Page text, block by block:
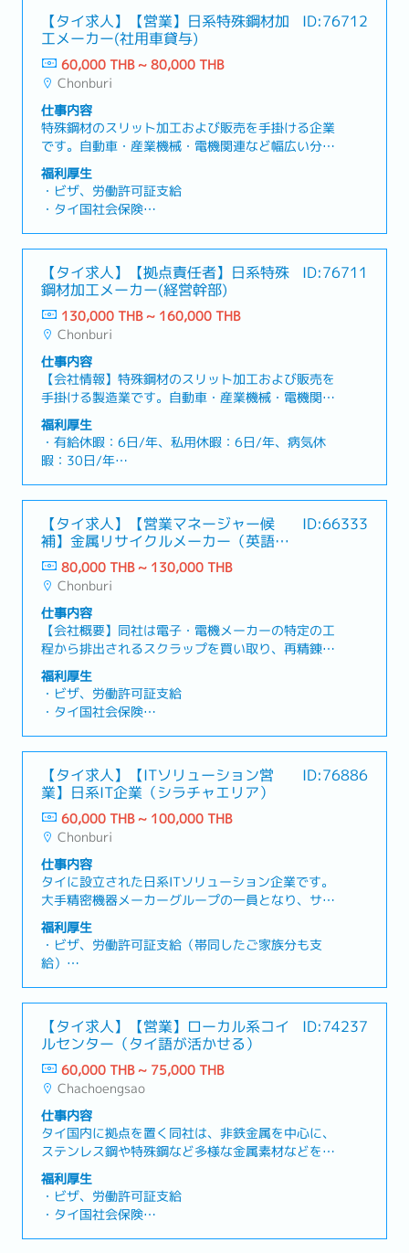
当者との調整・サポート業務・製品提案、見積作
成、価格交渉・受注管理および日々のオーダー状
況・生産準備進捗の管理・日本本社およびベトナム
工場などグループ会社との連携業務・インド、イン
外出張対応・営業予算の管理および売上分析（⽉
次・四半期・年次）・マーケティング・営業関連レ
ポートの作成（本社向け）・アジア地域ビジネスの
運営サポート
・退職金積み立て制度あり
・語学研修制度
・賞与：年1回（平均3～4か月）
・昇給：年1回
・語学手当（TOEICスコアに応じて支給）
600:1,000バーツ
750:2,000バーツ
850:3,000バーツ
・通勤手当：実費精算（最大2,500バーツ/月)
・食事手当：1,400バーツ/月
・皆勤手当：1,000バーツ/月
・ドライバー付社用車あり（営業時）
【タイ求人】【営業】日系特殊鋼材加
工メーカー(社用車貸与)
ID:76712
60,000 THB ~ 80,000 THB
Chonburi
仕事内容
特殊鋼材のスリット加工および販売を手掛ける企業
です。自動車・産業機械・電機関連など幅広い分野
向けに、高品質な鋼材を提供しています。高精度な
加工技術と徹底した品質管理により、多様なニーズ
に対応しています。安定した供給体制を通じて、お
客様のものづくりを支えています。【業務内容】・
日系および現地メーカーへの特殊鋼材・スリット加
応、納期・価格・品質に関する調整・新規顧客の開
拓および市場・業界動向の情報収集・製造部門・品
質管理部門と連携した生産・納期管理・見積書・契
約書の作成、売上・受注管理・日本本社や仕入先と
て）・顧客との長期的な関係構築およびアフターフ
ォロー
福利厚生
・ビザ、労働許可証支給
・タイ国社会保険
・有給休暇：6日/年、私用休暇：6日/年、病気休
暇：30日/年
・社会保険（医療保険）: 有り
・社員旅行：毎年1回
・退職金及びプロビデントファンド
・定年退職年齢：60歳
【タイ求人】【拠点責任者】日系特殊
鋼材加工メーカー(経営幹部)
ID:76711
130,000 THB ~ 160,000 THB
Chonburi
仕事内容
【会社情報】特殊鋼材のスリット加工および販売を
手掛ける製造業です。自動車・産業機械・電機関連
など幅広い分野向けに、高品質な鋼材を提供してい
ます。高精度な加工技術と徹底した品質管理によ
り、多様なニーズに対応しています。安定した供給
体制を通じて、お客様のものづくりを支えていま
す。【業務内容】・会社全体の経営方針・事業計画
門を統括し、事業運営全般をマネジメント・日本本
社とタイ現地法人の連携・調整および経営報告・主
要顧客との関係構築、新規顧客開拓、売上・利益目
標の達成推進・原価・収益・予算管理を通じた経営
ト、安全・品質・コンプライアンスの推進・設備投
資や生産性向上施策の立案・実行・一部営業活動あ
り
福利厚生
・有給休暇：6日/年、私用休暇：6日/年、病気休
暇：30日/年
但し、MDに関しては社会保険はなく、民間の医療
保険に加入（会社の補助なし）
・社員旅行：毎年1回
・退職金及びプロビデントファンド
【タイ求人】【営業マネージャー候
補】金属リサイクルメーカー（英語や
中国語が活かせる！）
ID:66333
80,000 THB ~ 130,000 THB
Chonburi
仕事内容
【会社概要】同社は電子・電機メーカーの特定の工
程から排出されるスクラップを買い取り、再精錬す
ることで高純度の原料を生み出すリサイクル事業を
展開。【業務内容】・営業組織の数字管理およびチ
ームマネジメント・拡販に向けた戦略や戦術の立
案・顧客訪問、リレーションシップの構築および維
持・新規顧客の開拓および既存顧客のフォローアッ
の議論・必要に応じた本社へのレポート作成
福利厚生
・ビザ、労働許可証支給
・タイ国社会保険
・通勤補助
・住宅補助
・携帯電話
・制服
・賞与（年1回）
・昇給（年1回）
・有給
【タイ求人】【ITソリューション営
業】日系IT企業（シラチャエリア）
ID:76886
60,000 THB ~ 100,000 THB
Chonburi
仕事内容
タイに設立された日系ITソリューション企業です。
大手精密機器メーカーグループの一員となり、サー
バー・PC・ワークステーションなどのハードウェア
から、ネットワーク・セキュリティ構築、生産管
理・会計・経理・給与システムなどの業務システ
ム、ERP、IoT、スマートファクトリーの導入・運
用、さらには保守・メンテナンスまでワンストップ
進を支援し、幅広いITソリューションを通じてお客
様の業務効率化や生産性向上に貢献しています。今
回は、さらなる事業拡大に伴い、営業職として活躍
いただける方を募集しています。【仕事内容】・既
存顧客のシステムサポートや新規顧客へのサービス
導入提案・業務改善やシステム化改善のパッケージ
提案・顧客の抱える問題やご要望をヒアリング、最
適な解決策の提案・顧客の目的を最大化するため、
コスト・運用のバランスを考えた提案【その他】・
入社時の役職は担当者もしくはアシスタントマネー
ジャーを予定しており、ご経験により役職が決定致
福利厚生
・ビザ、労働許可証支給（帯同したご家族分も支
給）
・海外医療保険（帯同したご家族分も支給）
・家族手当
・健康診断
・住宅手当（月5,000THB / 一般社員・アシスタン
トマネージャーレベル）
・役職手当（役職により月額支給）
・出張手当
・住居手当（役職により支給）
・冠婚葬祭手当
・携帯電話支給
・賞与（年2回 / コロナ前平均2か月 / コロナ禍実
績0.7～1か月）
・昇給（年1回 / 会社・個人の実績により）
【タイ求人】【営業】ローカル系コイ
ルセンター（タイ語が活かせる）
ID:74237
60,000 THB ~ 75,000 THB
Chachoengsao
仕事内容
タイ国内に拠点を置く同社は、非鉄金属を中心に、
ステンレス鋼や特殊鋼など多様な金属素材などを事
業展開しています。世界各国から調達した材料を用
途に応じて切断・加工し、自動車、家電、電子機器
などの製造に不可欠な金属材料を安定的に供給して
います。幅広い産業分野の生産現場を支えること
で、タイ国内はもちろん、周辺国の製造産業の発展
福利厚生
・ビザ、労働許可証支給
・タイ国社会保険